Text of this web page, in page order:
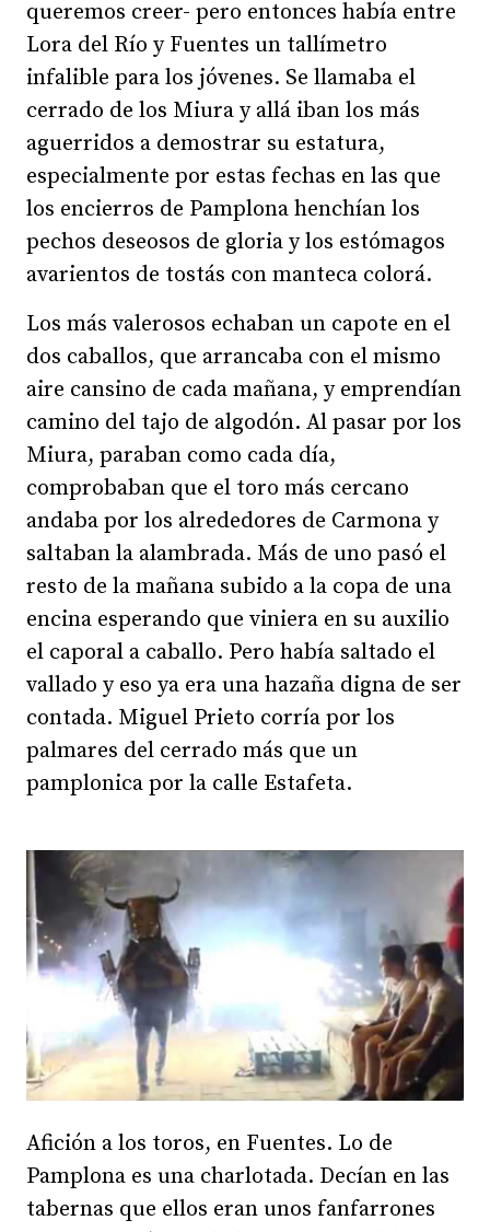
queremos creer- pero entonces había entre
Lora del Río y Fuentes un tallímetro
infalible para los jóvenes. Se llamaba el
cerrado de los Miura y allá iban los más
aguerridos a demostrar su estatura,
especialmente por estas fechas en las que
los encierros de Pamplona henchían los
pechos deseosos de gloria y los estómagos
avarientos de tostás con manteca colorá.
Los más valerosos echaban un capote en el
dos caballos, que arrancaba con el mismo
aire cansino de cada mañana, y emprendían
camino del tajo de algodón. Al pasar por los
Miura, paraban como cada día,
comprobaban que el toro más cercano
andaba por los alrededores de Carmona y
saltaban la alambrada. Más de uno pasó el
resto de la mañana subido a la copa de una
encina esperando que viniera en su auxilio
el caporal a caballo. Pero había saltado el
vallado y eso ya era una hazaña digna de ser
contada. Miguel Prieto corría por los
palmares del cerrado más que un
pamplonica por la calle Estafeta.
Afición a los toros, en Fuentes. Lo de
Pamplona es una charlotada. Decían en las
tabernas que ellos eran unos fanfarrones